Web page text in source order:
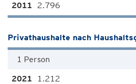
2.796
Privathaushalte nach
1 Person
1.212